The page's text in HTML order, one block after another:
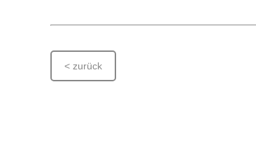
< zurück